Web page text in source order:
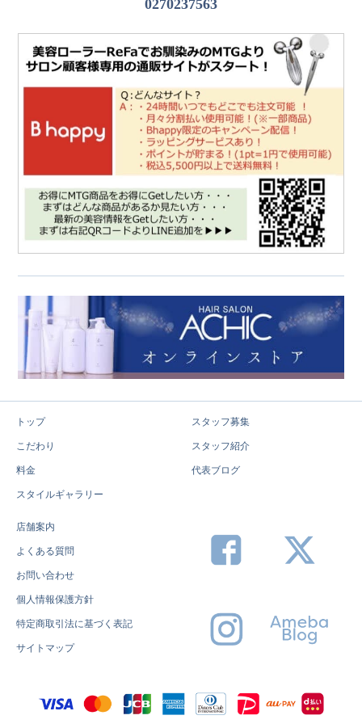
0270237563
トップ
こだわり
料金
スタイルギャラリー
スタッフ募集
スタッフ紹介
代表ブログ
店舗案内
よくある質問
お問い合わせ
個人情報保護方針
特定商取引法に基づく表記
サイトマップ